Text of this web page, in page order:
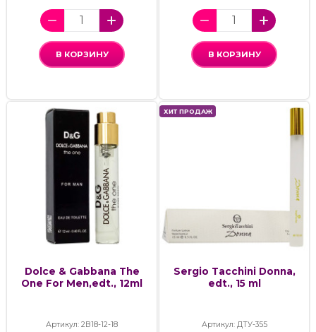
В КОРЗИНУ В КОРЗИНУ
Dolce & Gabbana The
One For Men,edt., 12ml
Артикул: 2В18-12-18
ХИТ ПРОДАЖ
Sergio Tacchini Donna,
edt., 15 ml
Артикул: ДТУ-355